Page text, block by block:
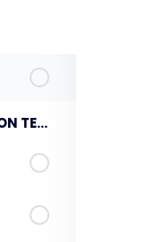
MÓDULO 6 – EXAMEN PTE - PEARSON TEST ENGLISH ACADEMIC